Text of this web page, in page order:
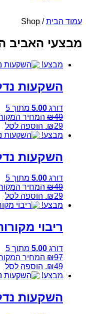
עמוד הבית/ Shop
מבצעי האביב
מבצע!
השקעות
דורג 5.00 מתוך 5
₪49 המחיר המקורי
₪29. הוספה לסל
מבצע!
השקעות
דורג 5.00 מתוך 5
₪49 המחיר המקורי
₪29. הוספה לסל
מבצע!
ריבוי
דורג 5.00 מתוך 5
₪97 המחיר המקורי
₪49. הוספה לסל
מבצע!
השקעות